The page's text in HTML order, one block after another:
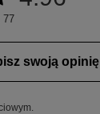
77
swoją opinię